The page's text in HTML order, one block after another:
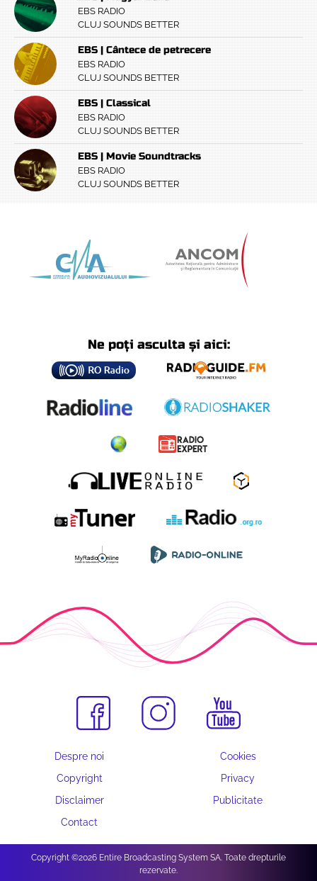
EBS RADIO
CLUJ SOUNDS BETTER
EBS | Cântece de petrecere
EBS RADIO
CLUJ SOUNDS BETTER
EBS | Classical
EBS RADIO
CLUJ SOUNDS BETTER
EBS | Movie Soundtracks
EBS RADIO
CLUJ SOUNDS BETTER
Ne poți asculta și aici:
Despre noi
Cookies
Copyright
Privacy
Disclaimer
Publicitate
Contact
Copyright ©2026 Entire Broadcasting System SA. Toate drepturile
rezervate.